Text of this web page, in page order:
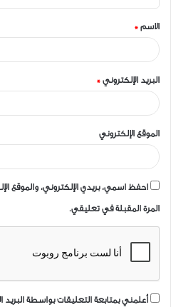
ق
*الاسم *
البريد الإلكتروني *
الموقع الإلكتروني
احفظ اسمي، بريدي الإلكتروني، والموقع
المرة المقبلة في تعليقي.
أعلمني بمتابعة التعليقات بواسطة البريد